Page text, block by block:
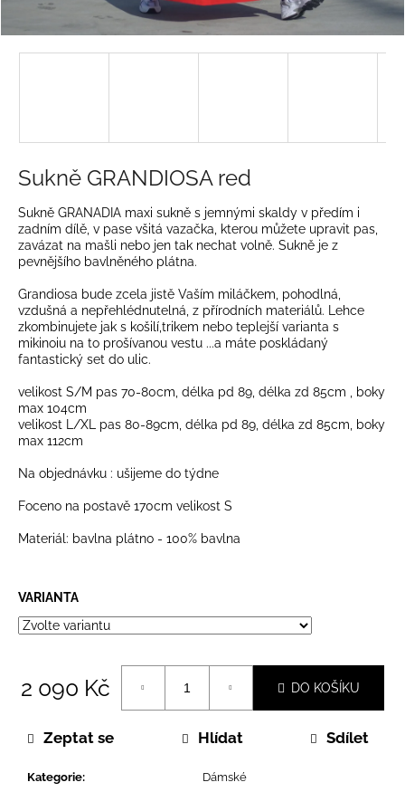
Sukně GRANDIOSA red
Sukně GRANADIA maxi sukně s jemnými skaldy v předím i
zadním dílě, v pase všitá vazačka, kterou můžete upravit pas,
zavázat na mašli nebo jen tak nechat volně. Sukně je z
pevnějšího bavlněného plátna.
Grandiosa bude zcela jistě Vaším miláčkem, pohodlná,
vzdušná a nepřehlédnutelná, z přírodních materiálů. Lehce
zkombinujete jak s košilí,trikem nebo teplejší varianta s
mikinoiu na to prošívanou vestu ...a máte poskládaný
fantastický set do ulic.
velikost S/M pas 70-80cm, délka pd 89, délka zd 85cm , boky
max 104cm
velikost L/XL pas 80-89cm, délka pd 89, délka zd 85cm, boky
max 112cm
Na objednávku : ušijeme do týdne
Foceno na postavě 170cm velikost S
Materiál: bavlna plátno - 100% bavlna
VARIANTA
2 090 Kč
cena:
DO KOŠÍKU
Kategorie: Dámské
Zeptat se Hlídat Sdílet
j
HLEDAT
D
o
p
o
r
u
č
u
j
e
e